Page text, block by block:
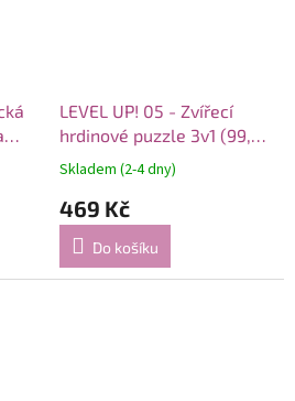
LEVEL UP! 05 - Zvířecí
hrdinové puzzle 3v1 (99,
120 a 140 dílků)
Skladem (2-4 dny)
469 Kč
Do košíku